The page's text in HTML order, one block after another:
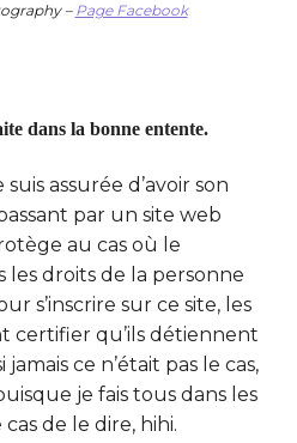
– Page Facebook
dans la bonne entente.
assurée d’avoir son
par un site web
au cas où le
les droits de la personne
s’inscrire sur ce site, les
certifier qu’ils détiennent
ce n’était pas le cas,
je fais tous dans les
cas de le dire, hihi.